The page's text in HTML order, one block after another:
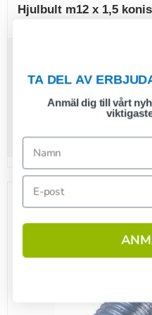
Hjulbult m12 x 1,5
16,00 SEK
(inkl. moms)
Visa
TA DEL AV
Anmäl dig till vårt